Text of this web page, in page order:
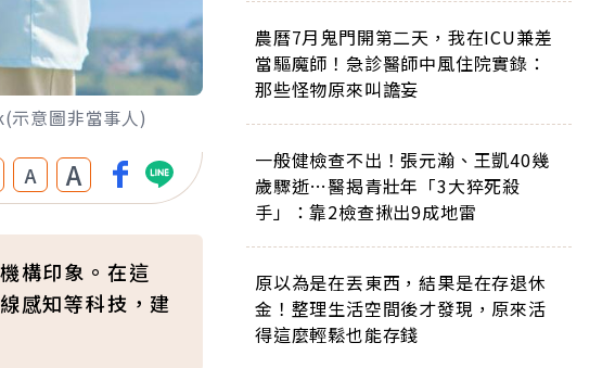
意圖非當事人)
A A
構印象。在這
感知等科技，建
農曆7月鬼門開第二天，我在ICU兼差
當驅魔師！急診醫師中風住院實錄：
那些怪物原來叫譫妄
一般健檢查不出！張元瀚、王凱40幾
歲驟逝…醫揭青壯年「3大猝死殺
手」：靠2檢查揪出9成地雷
原以為是在丟東西，結果是在存退休
金！整理生活空間後才發現，原來活
得這麼輕鬆也能存錢